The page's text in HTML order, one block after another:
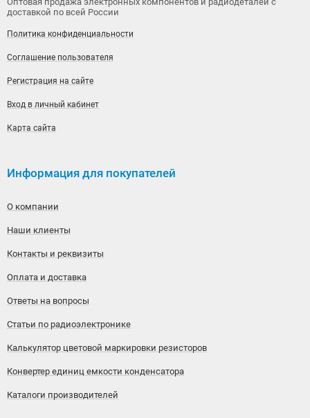
доставкой по всей России
Политика конфиденциальности
Соглашение пользователя
Регистрация на сайте
Вход в личный кабинет
Карта сайта
Информация для покупателей
О компании
Наши клиенты
Контакты и реквизиты
Оплата и доставка
Ответы на вопросы
Статьи по радиоэлектронике
Калькулятор цветовой маркировки резисторов
Конвертер единиц емкости конденсатора
Каталоги производителей